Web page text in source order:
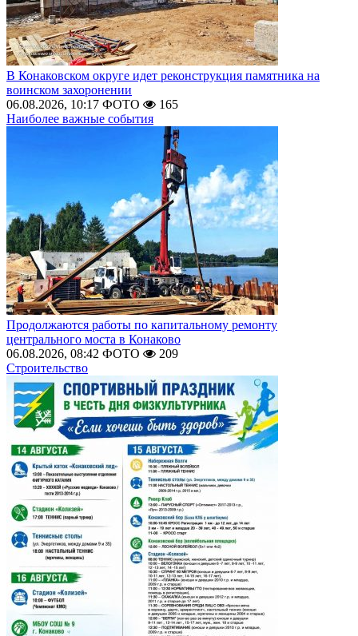
В Конаковском округе идет реконструкция памятника на
воинском захоронении
06.08.2026, 10:17 ФОТО
165
Наиболее важные события
Продолжаются работы по капитальному ремонту
центрального моста в Конаково
06.08.2026, 08:42 ФОТО
209
Строительство